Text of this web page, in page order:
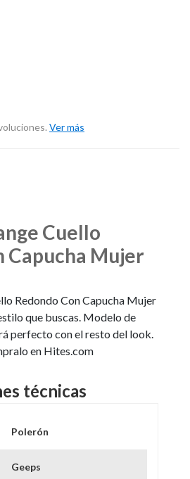
Ver más
Cuello
Capucha Mujer
Redondo Con Capucha Mujer
que buscas. Modelo de
perfecto con el resto del look.
en Hites.com
técnicas
Polerón
Geeps